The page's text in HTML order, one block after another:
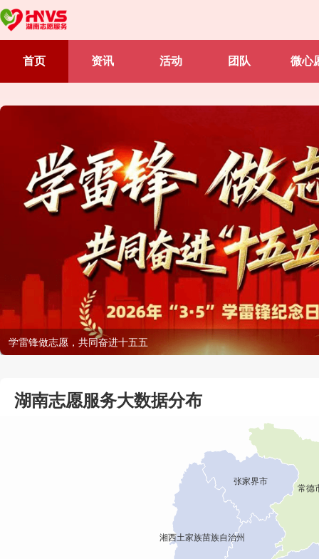
首页 资讯 活动 团队 微心
学雷锋做志愿，共同奋进十五五
湖南志愿服务大数据分布